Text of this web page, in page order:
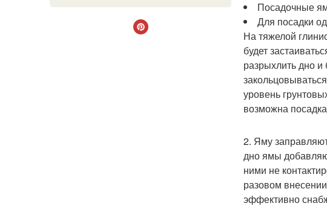
Посадочные
Для посадки
На тяжелой
будет
разрыхлить дно и
уровень
возможна
2. Яму
дно ямы
ними не
разовом
эффективно